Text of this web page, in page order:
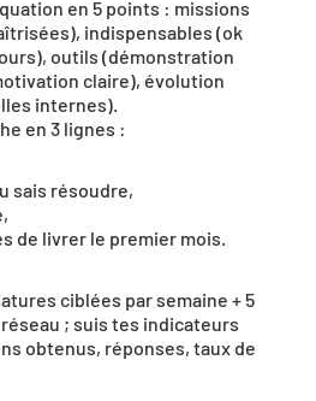
en 5 points : missions
indispensables (ok
outils (démonstration
claire), évolution
internes).
en 3 lignes :
sais résoudre,
de livrer le premier mois.
ciblées par semaine + 5
; suis tes indicateurs
obtenus, réponses, taux de